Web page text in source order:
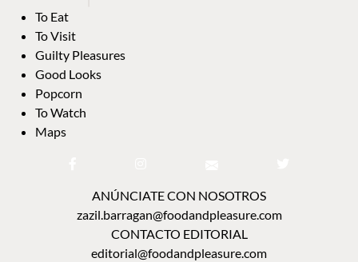
To Eat
To Visit
Guilty Pleasures
Good Looks
Popcorn
To Watch
Maps
ANÚNCIATE CON NOSOTROS
zazil.barragan@foodandpleasure.com
CONTACTO EDITORIAL
editorial@foodandpleasure.com